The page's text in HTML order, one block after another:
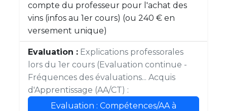
compte du professeur pour l'achat des
vins (infos au 1er cours) (ou 240 € en
versement unique)
Evaluation : Explications professorales
lors du 1er cours (Evaluation continue -
Fréquences des évaluations... Acquis
d'Apprentissage (AA/CT) :
Evaluation : Compétences/AA à